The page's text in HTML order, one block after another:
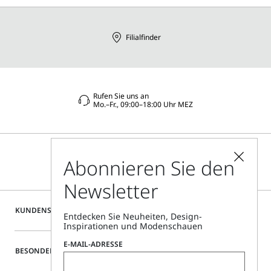
KUNDENSERVICE
BESONDERE SERVICES
Filialfinder
Rufen Sie uns an
Mo.–Fr., 09:00–18:00 Uhr MEZ
Abonnieren Sie den
Newsletter
Entdecken Sie Neuheiten, Design-
Inspirationen und Modenschauen
E-MAIL-ADRESSE